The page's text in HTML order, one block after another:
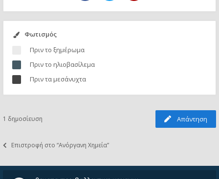
Φωτισμός
Πριν το ξημέρωμα
Πριν το ηλιοβασίλεμα
Πριν τα μεσάνυχτα
1 δημοσίευση Απάντηση
Επιστροφή στο “Ανόργανη Χημεία”